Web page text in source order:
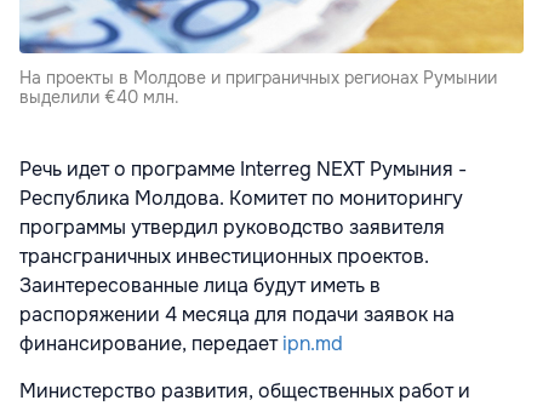
На проекты в Молдове и приграничных регионах Румынии
выделили €40 млн.
Речь идет о программе Interreg NEXT Румыния -
Республика Молдова. Комитет по мониторингу
программы утвердил руководство заявителя
трансграничных инвестиционных проектов.
Заинтересованные лица будут иметь в
распоряжении 4 месяца для подачи заявок на
финансирование, передаетipn.md
Министерство развития, общественных работ и